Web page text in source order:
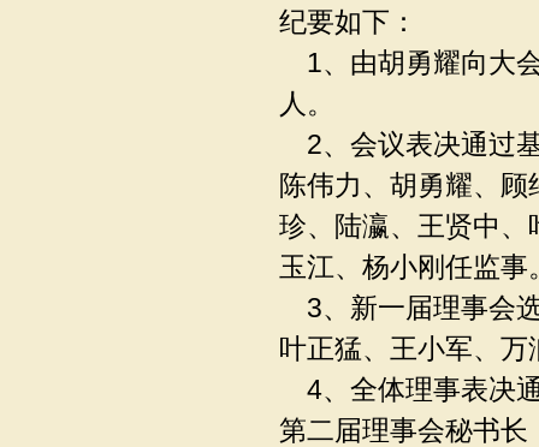
纪要如下：
1、由胡勇耀向大
人。
2、会议表决通过
陈伟力、胡勇耀、
珍、陆瀛、王贤中
玉江、杨小刚任监事
3、新一届理事会
叶正猛、王小军、
4、全体理事表决
第二届理事会秘书